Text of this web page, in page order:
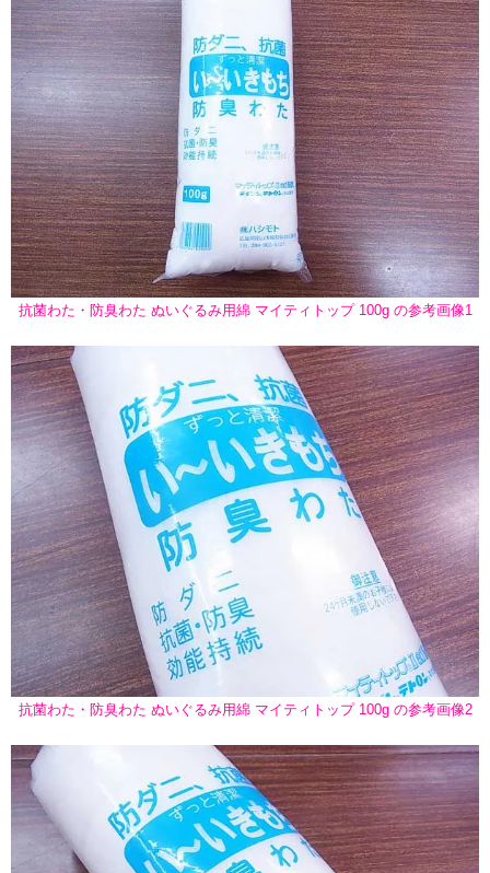
抗菌わた・防臭わた ぬいぐるみ用綿 マイティトップ 100g の参考画像1
抗菌わた・防臭わた ぬいぐるみ用綿 マイティトップ 100g の参考画像2